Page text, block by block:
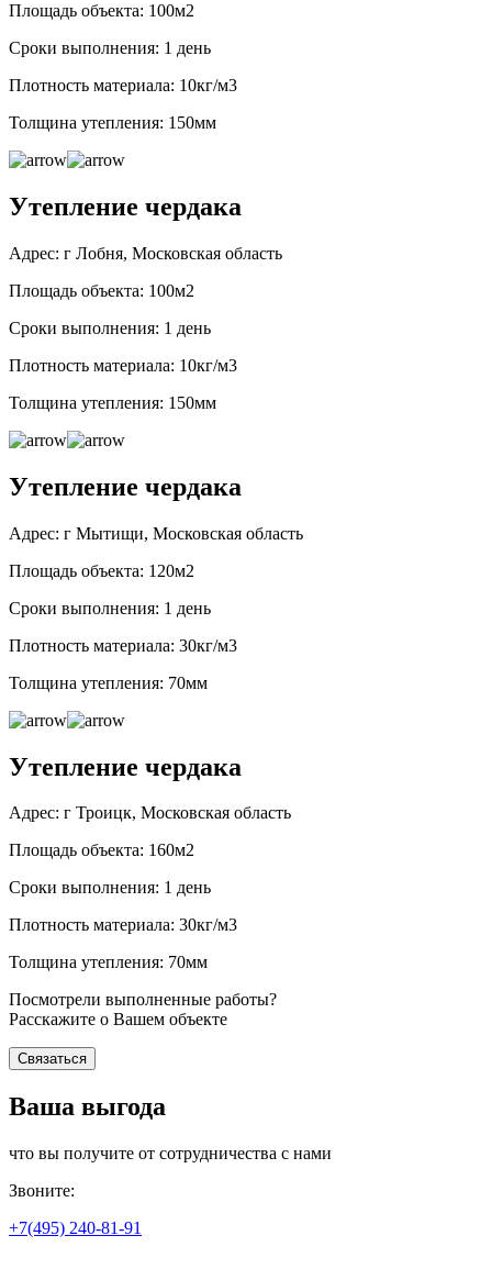
Площадь объекта: 100м2
Сроки выполнения: 1 день
Плотность материала: 10кг/м3
Толщина утепления: 150мм
Утепление чердака
Адрес: г Лобня, Московская область
Площадь объекта: 100м2
Сроки выполнения: 1 день
Плотность материала: 10кг/м3
Толщина утепления: 150мм
Утепление чердака
Адрес: г Мытищи, Московская область
Площадь объекта: 120м2
Сроки выполнения: 1 день
Плотность материала: 30кг/м3
Толщина утепления: 70мм
Утепление чердака
Адрес: г Троицк, Московская область
Площадь объекта: 160м2
Сроки выполнения: 1 день
Плотность материала: 30кг/м3
Толщина утепления: 70мм
Посмотрели выполненные работы?
Расскажите о Вашем объекте
Связаться
Ваша выгода
что вы получите от сотрудничества с нами
Звоните:
+7(495) 240-81-91